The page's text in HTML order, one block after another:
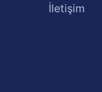
İletişim